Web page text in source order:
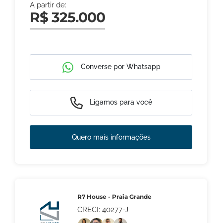
A partir de:
R$ 325.000
Converse por Whatsapp
Ligamos para você
Quero mais informações
R7 House - Praia Grande
CRECI: 40277-J